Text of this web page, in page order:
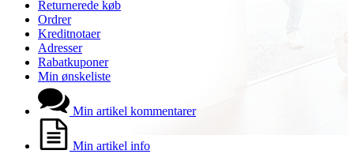
Returnerede køb
Ordrer
Kreditnotaer
Adresser
Rabatkuponer
Min ønskeliste
Min artikel kommentarer
Min artikel info